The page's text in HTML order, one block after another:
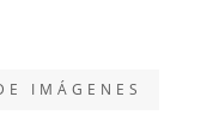
IMÁGENES